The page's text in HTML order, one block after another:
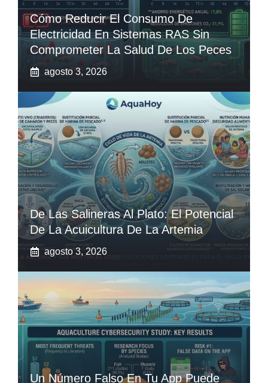
Cómo Reducir El Consumo De
Electricidad En Sistemas RAS Sin
Comprometer La Salud De Los Peces
agosto 3, 2026
De Las Salineras Al Plato: El Potencial
De La Acuicultura De La Artemia
agosto 3, 2026
Un Número Falso En Tu App Puede